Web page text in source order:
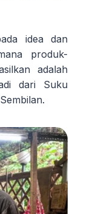
idea dan
produk-
adalah
dari Suku